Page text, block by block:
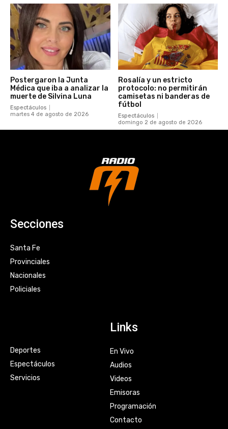
Postergaron la Junta
Médica que iba a analizar la
muerte de Silvina Luna
Espectáculos
martes 4 de agosto de 2026
Rosalía y un estricto
protocolo: no permitirán
camisetas ni banderas de
fútbol
Espectáculos
domingo 2 de agosto de 2026
Secciones
Santa Fe
Provinciales
Nacionales
Policiales
Deportes
Espectáculos
Servicios
Links
En Vivo
Audios
Videos
Emisoras
Programación
Contacto